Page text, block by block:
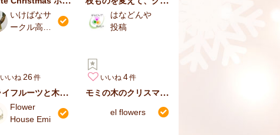
いけばなサ
ークル高野
はなどんや
投稿
いいね 26
ドライフルーツと木の実のガーランド
Flower
House Emi
いいね 4
モミの木のクリスマスアレンジメント
el flowers